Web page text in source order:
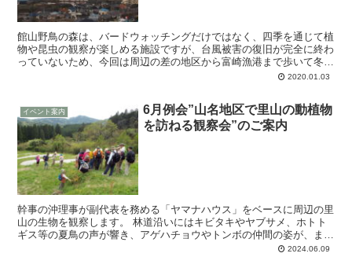
館山野鳥の森は、バードウォッチングだけではなく、四季を通じて植
物や昆虫の観察が楽しめる施設ですが、台風被害の復旧が完全に終わ
っていないため、今回は周辺の差の地区から富崎漁港まで歩いて冬の
2020.01.03
イベント案内
6月例会”山名地区で里山の動植物
を訪ねる観察会”のご案内
幹事の沖理事が副代表を務める「ヤマナハウス」をベースに周辺の里
山の生物を観察します。 林道沿いにはキビタキやヤブサメ、ホトト
ギス等の夏鳥の声が響き、アゲハチョウやトンボの仲間の姿が、ま
2024.06.09